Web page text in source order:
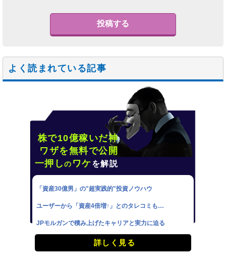
よく読まれている記事
株で10億稼いだ神
ワザを無料で公開
一押しの ワケを解説
「資産30億男」の"超実践的"投資ノウハウ
ユーザーから「資産4倍増↑」とのタレコミも…
JPモルガンで積み上げたキャリアと実力に迫る
詳しく見る